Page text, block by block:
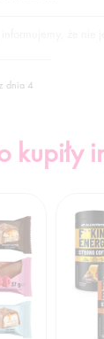
dnia 4
kupiły